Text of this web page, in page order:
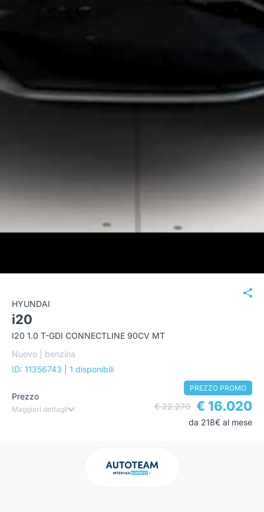
HYUNDAI
i20
I20 1.0 T-GDI CONNECTLINE 90CV MT
Nuovo | benzina
ID: 11356743
| 1 disponibili
Prezzo
Maggiori dettagli
PREZZO PROMO
€ 22.270 € 16.020
da 218€ al mese